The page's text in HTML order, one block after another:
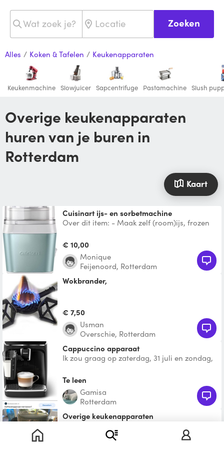
Zoeken
Alles / Koken & Tafelen / Keukenapparaten
Keukenmachine Slowjuicer Sapcentrifuge Pastamachine Slush
Overige keukenapparaten
huren van je buren in
Rotterdam
Kaart
Cuisinart ijs- en sorbetmachine
Over dit item: - Maak zelf (room)ijs, frozen
slechts 25 m
€ 10,00
Monique
Feijenoord, Rotterdam
Wokbrander,
€ 7,50
usman
Overschie, Rotterdam
Cappuccino apparaat
Ik zou graag op zaterdag, 31 juli en zondag,
Te leen
Gamisa
Rotterdam
Overige keukenapparaten
kun je m overnemen!?